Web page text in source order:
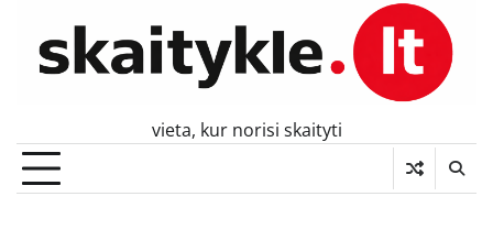
content
vieta, kur norisi skaityti